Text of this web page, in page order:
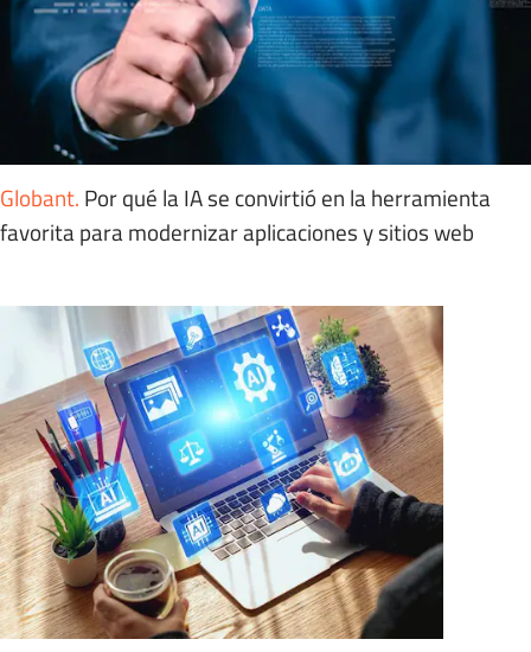
Globant. Por qué la IA se convirtió en la herramienta
favorita para modernizar aplicaciones y sitios web